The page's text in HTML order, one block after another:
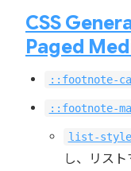
CSS
Paged
::footnote-
::footnote-
list-
し、リス